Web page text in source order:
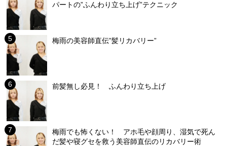
パートの”ふんわり立ち上げ”テクニック
梅雨の美容師直伝”髪リカバリー”
前髪無し必見！ ふんわり立ち上げ
梅雨でも怖くない！ アホ毛や顔周り、湿気で死ん
だ髪や寝グセを救う美容師直伝のリカバリー術